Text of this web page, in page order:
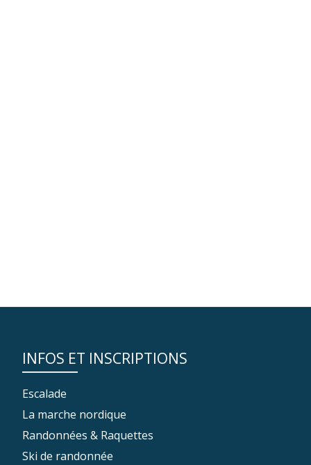
INFOS ET INSCRIPTIONS
Escalade
La marche nordique
Randonnées & Raquettes
Ski de randonnée